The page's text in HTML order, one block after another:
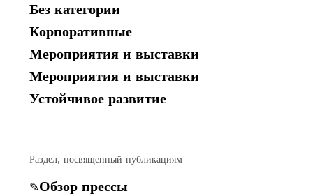
Без категории
Корпоративные
Мероприятия и выставки
Мероприятия и выставки
Устойчивое развитие
Раздел, посвященный публикациям
✎Обзор прессы